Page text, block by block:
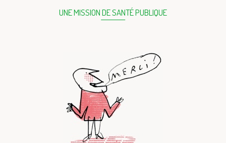
UNE MISSION DE SANTÉ PUBLIQUE